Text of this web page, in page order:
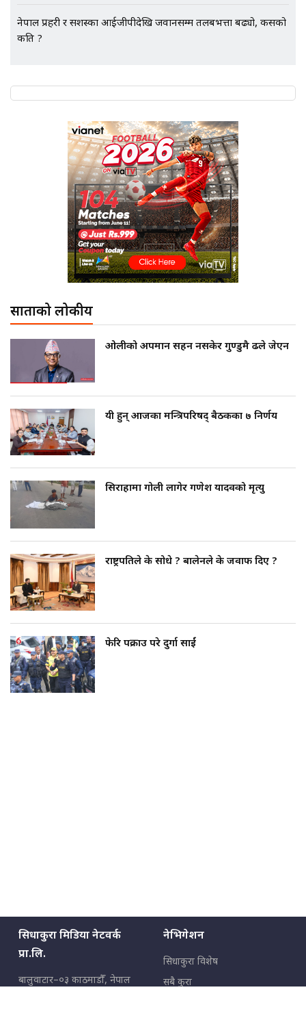
नेपाल प्रहरी र सशस्त्रका आईजीपीदेखि जवानसम्म तलबभत्ता बढ्यो, कसको
कति ?
साताको लोकप्रीय
ओलीको अपमान सहन नसकेर गुण्डुमै ढले जेएन
यी हुन् आजका मन्त्रिपरिषद् बैठकका ७ निर्णय
सिराहामा गोली लागेर गणेश यादवको मृत्यु
राष्ट्रपतिले के सोधे ? बालेनले के जवाफ दिए ?
फेरि पक्राउ परे दुर्गा प्रसाईं
सिधाकुरा मिडिया नेटवर्क
प्रा.लि.
बालुवाटार–०३ काठमाडौँ, नेपाल
नेभिगेशन
सिधाकुरा विशेष
सबै कुरा